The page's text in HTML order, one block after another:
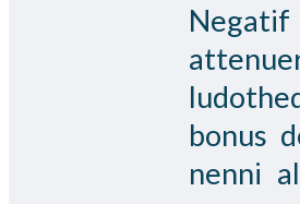
bonus
nenni